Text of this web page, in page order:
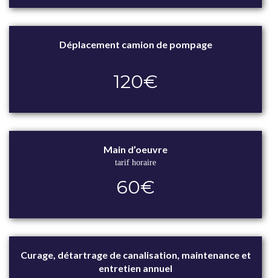
Déplacement camion de pompage
120€
Main d’oeuvre
tarif horaire
60€
Curage, détartrage de canalisation, maintenance et
entretien annuel